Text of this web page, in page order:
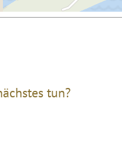
tun?